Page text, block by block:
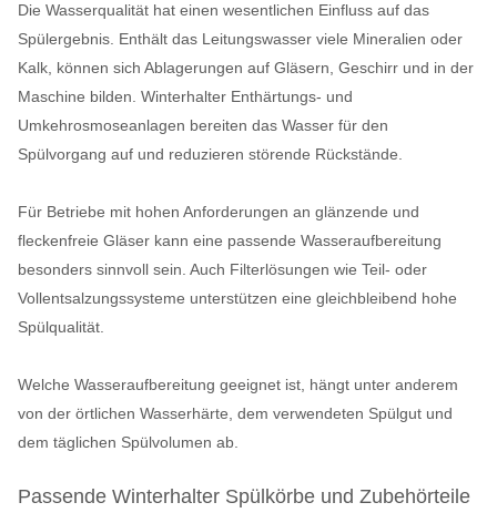
Die Wasserqualität hat einen wesentlichen Einfluss auf das
Spülergebnis. Enthält das Leitungswasser viele Mineralien oder
Kalk, können sich Ablagerungen auf Gläsern, Geschirr und in der
Maschine bilden. Winterhalter Enthärtungs- und
Umkehrosmoseanlagen bereiten das Wasser für den
Spülvorgang auf und reduzieren störende Rückstände.
Für Betriebe mit hohen Anforderungen an glänzende und
fleckenfreie Gläser kann eine passende Wasseraufbereitung
besonders sinnvoll sein. Auch Filterlösungen wie Teil- oder
Vollentsalzungssysteme unterstützen eine gleichbleibend hohe
Spülqualität.
Welche Wasseraufbereitung geeignet ist, hängt unter anderem
von der örtlichen Wasserhärte, dem verwendeten Spülgut und
dem täglichen Spülvolumen ab.
Passende Winterhalter Spülkörbe und Zubehörteile